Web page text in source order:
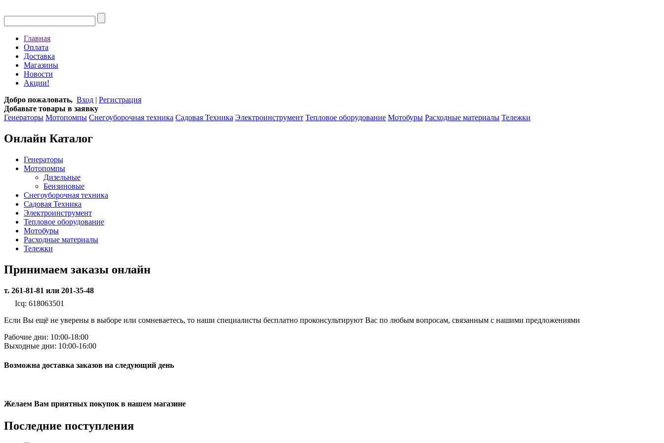
Главная
Оплата
Доставка
Магазины
Новости
Акции!
Добро пожаловать, Вход | Регистрация
Добавьте товары в заявку
Генераторы Мотопомпы Снегоуборочная техника Садовая Техника Электроинструмент Тепловое оборудование Мотобуры Расходные материалы Тележки
Онлайн Каталог
Генераторы
Мотопомпы
Дизельные
Бензиновые
Снегоуборочная техника
Садовая Техника
Электроинструмент
Тепловое оборудование
Мотобуры
Расходные материалы
Тележки
Принимаем заказы онлайн
т. 261-81-81 или 201-35-48
Icq: 618063501
Если Вы ещё не уверены в выборе или сомневаетесь, то наши специалисты бесплатно проконсультируют Вас по любым вопросам, связанным с нашими предложениями
Рабочие дни: 10:00-18:00
Выходные дни: 10:00-16:00
Возможна доставка заказов на следующий день
Желаем Вам приятных покупок в нашем магазине
Последние поступления